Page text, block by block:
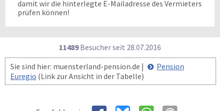
damit wir die hinterlegte E-Mailadresse des Vermieters
prüfen können!
11489Besucher seit 28.07.2016
Sie sind hier: muensterland-pension.de |
Pension
Euregio (Link zur Ansicht in der Tabelle)